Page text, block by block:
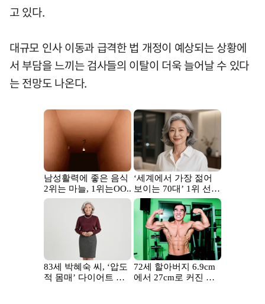
고 있다.
대규모 인사 이동과 급격한 법 개정이 예상되는 상황에
서 부담을 느끼는 검사들의 이탈이 더욱 늘어날 수 있다
는 전망도 나온다.